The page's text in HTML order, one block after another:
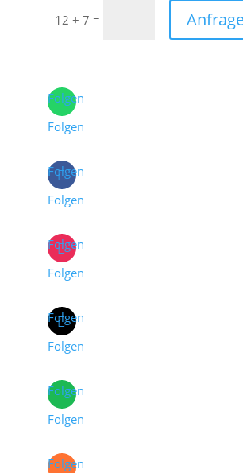
12 + 7 =
Folgen
Folgen
Folgen
Folgen
Folgen
Folgen
Folgen
Folgen
Folgen
Folgen
Folgen